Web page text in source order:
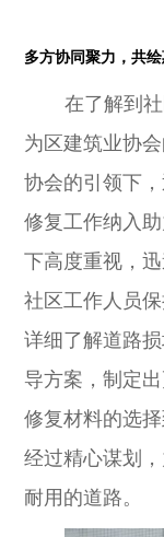
多方协同聚力，共
在了解到
为区建筑业协
协会的引领下
修复工作纳入
下高度重视，
社区工作人员
详细了解道路
导方案，制定
修复材料的选
经过精心谋划
耐用的道路。